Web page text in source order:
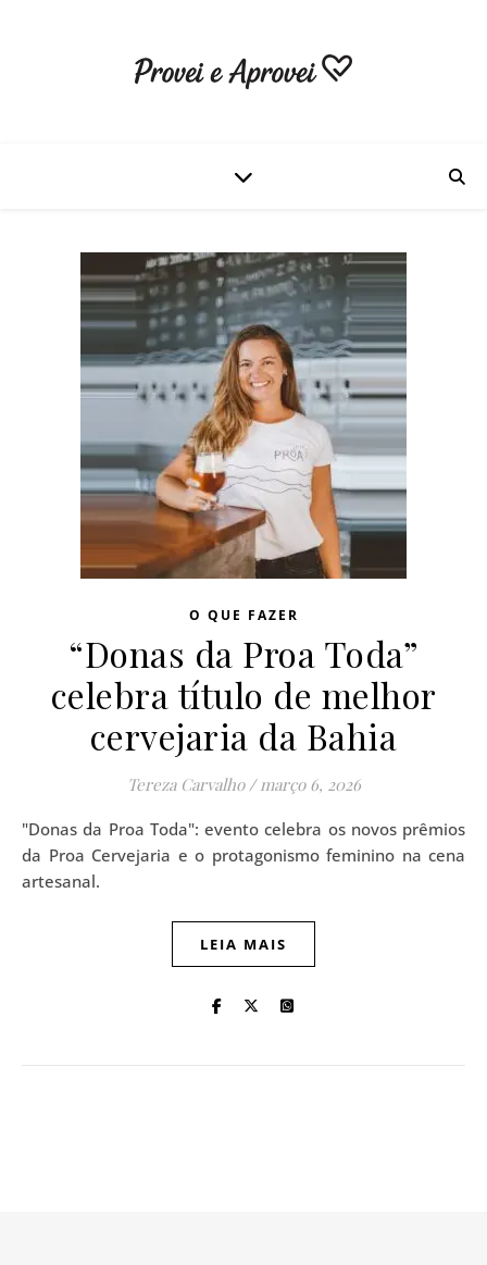
O QUE FAZER
“Donas da Proa Toda”
celebra título de melhor
cervejaria da Bahia
Tereza Carvalho / março 6, 2026
"Donas da Proa Toda": evento celebra os novos prêmios
da Proa Cervejaria e o protagonismo feminino na cena
artesanal.
LEIA MAIS